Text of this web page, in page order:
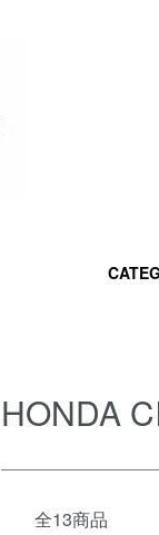
HONDA
全13商品